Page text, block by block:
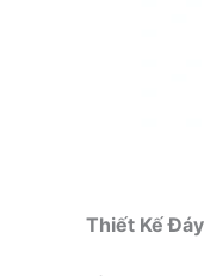
Thiết Kế